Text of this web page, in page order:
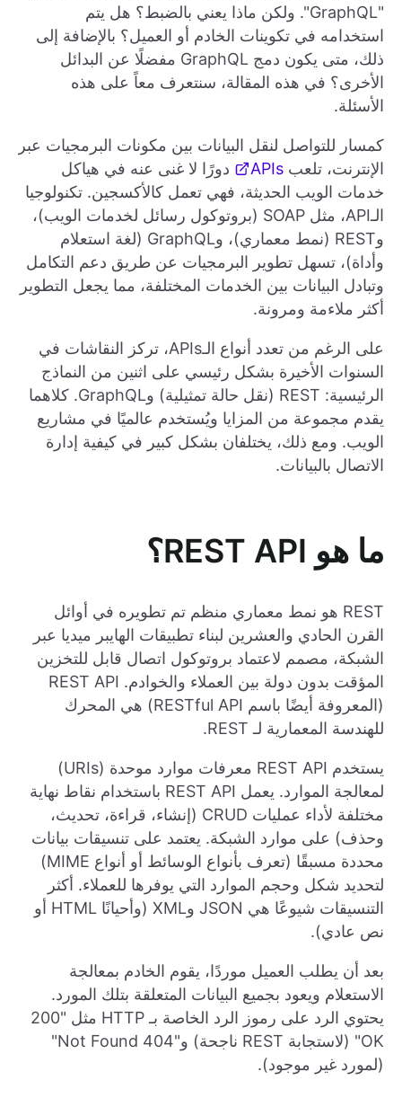
"GraphQL". ولكن ماذا يعني بالضبط؟ هل يتم
استخدامه في تكوينات الخادم أو العميل؟ بالإضافة إلى
ذلك، متى يكون دمج GraphQL مفضلًا عن البدائل
الأخرى؟ في هذه المقالة، سنتعرف معاً على هذه
الأسئلة.
كمسار للتواصل لنقل البيانات بين مكونات البرمجيات عبر
الإنترنت، تلعب APIs
دورًا لا غنى عنه في هياكل
خدمات الويب الحديثة، فهي تعمل كالأكسجين. تكنولوجيا
الـAPI، مثل SOAP (بروتوكول رسائل لخدمات الويب)،
وREST (نمط معماري)، وGraphQL (لغة استعلام
وأداة)، تسهل تطوير البرمجيات عن طريق دعم التكامل
وتبادل البيانات بين الخدمات المختلفة، مما يجعل التطوير
أكثر ملاءمة ومرونة.
على الرغم من تعدد أنواع الـAPIs، تركز النقاشات في
السنوات الأخيرة بشكل رئيسي على اثنين من النماذج
الرئيسية: REST (نقل حالة تمثيلية) وGraphQL. كلاهما
يقدم مجموعة من المزايا ويُستخدم عالميًا في مشاريع
الويب. ومع ذلك، يختلفان بشكل كبير في كيفية إدارة
الاتصال بالبيانات.
ما هو REST API؟
REST هو نمط معماري منظم تم تطويره في أوائل
القرن الحادي والعشرين لبناء تطبيقات الهايبر ميديا عبر
الشبكة، مصمم لاعتماد بروتوكول اتصال قابل للتخزين
المؤقت بدون دولة بين العملاء والخوادم. REST API
(المعروفة أيضًا باسم RESTful API) هي المحرك
للهندسة المعمارية لـ REST.
يستخدم REST API معرفات موارد موحدة (URIs)
لمعالجة الموارد. يعمل REST API باستخدام نقاط نهاية
مختلفة لأداء عمليات CRUD (إنشاء، قراءة، تحديث،
وحذف) على موارد الشبكة. يعتمد على تنسيقات بيانات
محددة مسبقًا (تعرف بأنواع الوسائط أو أنواع MIME)
لتحديد شكل وحجم الموارد التي يوفرها للعملاء. أكثر
التنسيقات شيوعًا هي JSON وXML (وأحيانًا HTML أو
نص عادي).
بعد أن يطلب العميل موردًا، يقوم الخادم بمعالجة
الاستعلام ويعود بجميع البيانات المتعلقة بتلك المورد.
يحتوي الرد على رموز الرد الخاصة بـ HTTP مثل "200
OK" (لاستجابة REST ناجحة) و"404 Not Found"
(لمورد غير موجود).